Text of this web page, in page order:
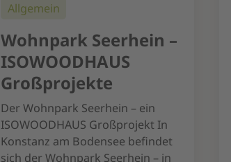
Allgemein
Wohnpark Seerhein –
ISOWOODHAUS
Großprojekte
Der Wohnpark Seerhein – ein
ISOWOODHAUS Großprojekt In
Konstanz am Bodensee befindet
sich der Wohnpark Seerhein – in